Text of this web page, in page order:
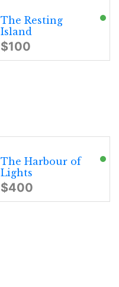
The Resting
Island
$100
The Harbour of
Lights
$400